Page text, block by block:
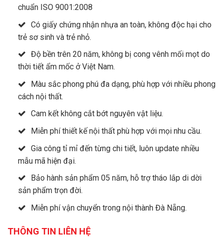
chuẩn ISO 9001:2008
Có giấy chứng nhận nhựa an toàn, không độc hại cho
trẻ sơ sinh và trẻ nhỏ.
Độ bền trên 20 năm, không bị cong vênh mối mọt do
thời tiết ẩm mốc ở Việt Nam.
Màu sắc phong phú đa dạng, phù hợp với nhiều phong
cách nội thất.
Cam kết không cắt bớt nguyên vật liệu.
Miễn phí thiết kế nội thất phù hợp với mọi nhu cầu.
Gia công tỉ mỉ đến từng chi tiết, luôn update nhiều
mẫu mã hiện đại.
Bảo hành sản phẩm 05 năm, hỗ trợ tháo lắp di dời
sản phẩm trọn đời.
Miễn phí vận chuyển trong nội thành Đà Nẵng.
THÔNG TIN LIÊN HỆ